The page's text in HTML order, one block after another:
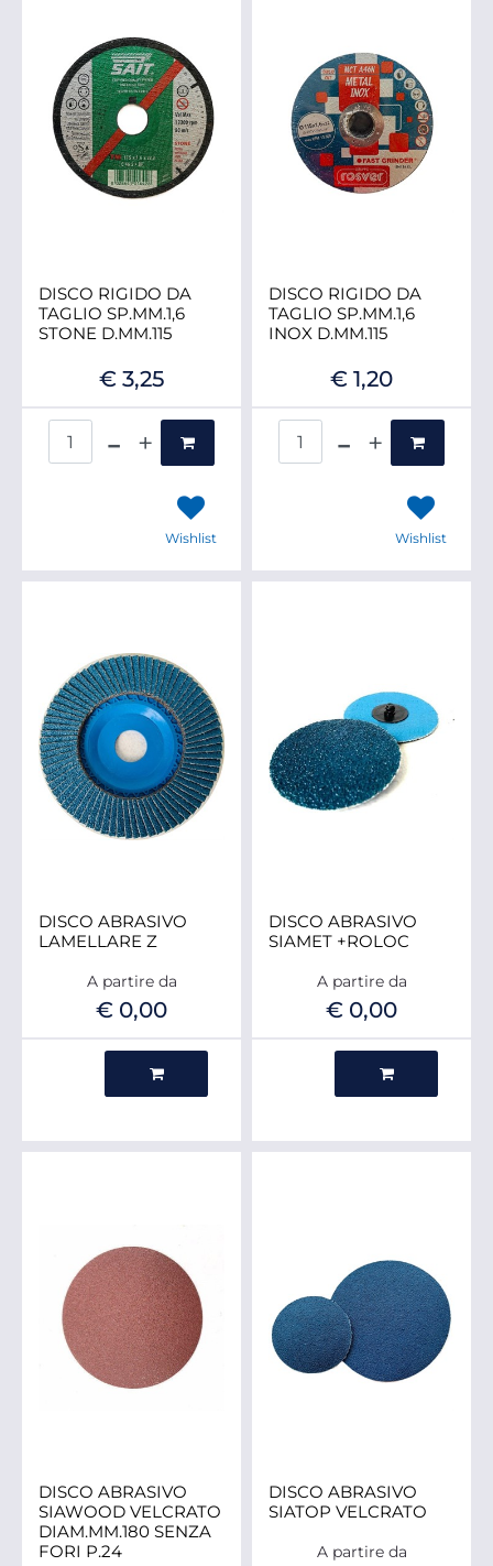
DISCO RIGIDO DA
TAGLIO SP.MM.1,6
STONE D.MM.115
€ 3,25
Wishlist
DISCO RIGIDO DA
TAGLIO SP.MM.1,6
INOX D.MM.115
€ 1,20
Wishlist
DISCO ABRASIVO
LAMELLARE Z
A partire da
€ 0,00
DISCO ABRASIVO
SIAMET +ROLOC
A partire da
€ 0,00
DISCO ABRASIVO
SIAWOOD VELCRATO
DIAM.MM.180 SENZA
FORI P.24
DISCO ABRASIVO
SIATOP VELCRATO
A partire da